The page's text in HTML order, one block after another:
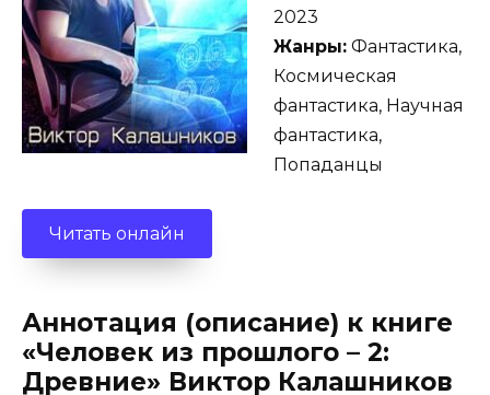
2023
Жанры: Фантастика,
Космическая
фантастика, Научная
фантастика,
Попаданцы
Читать онлайн
Аннотация (описание) к книге
«Человек из прошлого – 2:
Древние» Виктор Калашников